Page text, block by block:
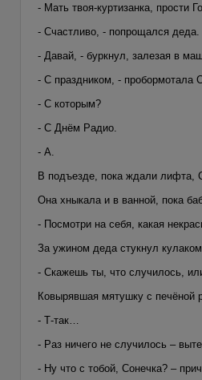
- Мать твоя-куртизанка, прости
- Счастливо, - попрощался деда.
- Давай, - буркнул, залезая в
- С праздником, - пробормотала
- С которым?
- С Днём Радио.
- А.
В подъезде, пока ждали лифта,
Она хныкала и в ванной, пока
- Посмотри на себя, какая
За ужином деда стукнул
- Скажешь ты, что случилось,
Ковырявшая мятушку с печёной
- Т-так…
- Раз ничего не случилось –
- Ну что с тобой, Сонечка? –